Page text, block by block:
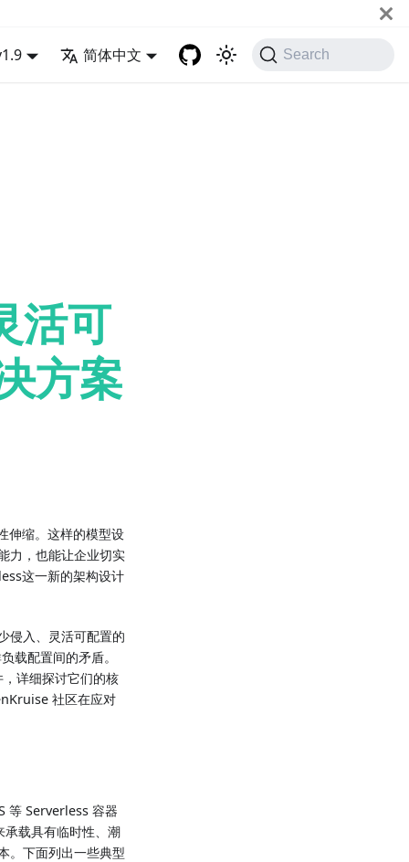
简体中文 Search
活可
方案
伸缩。这样的模型设
力，也能让企业切实
这一新的架构设计
侵入、灵活可配置的
载配置间的矛盾。
详细探讨它们的核
社区在应对
等 Serverless 容器
载具有临时性、潮
。下面列出一些典型